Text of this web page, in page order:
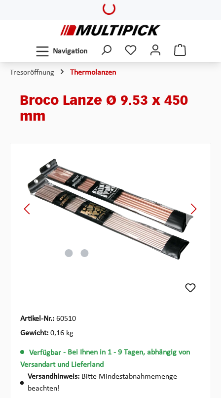
Loading...
Navigation
Tresoröffnung Thermolanzen
Broco Lanze Ø 9.53 x 450
mm
Bildergalerie überspringen
Artikel-Nr.: 60510
Gewicht: 0,16 kg
Verfügbar - Bei Ihnen in 1 - 9 Tagen, abhängig von
Versandart und Lieferland
Versandhinweis:Bitte Mindestabnahmemenge
beachten!